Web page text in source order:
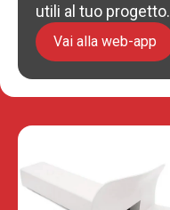
utili al tuo progetto.
Vai alla web-app